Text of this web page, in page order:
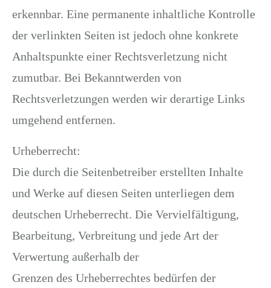
erkennbar. Eine permanente inhaltliche Kontrolle
der verlinkten Seiten ist jedoch ohne konkrete
Anhaltspunkte einer Rechtsverletzung nicht
zumutbar. Bei Bekanntwerden von
Rechtsverletzungen werden wir derartige Links
umgehend entfernen.
Urheberrecht:
Die durch die Seitenbetreiber erstellten Inhalte
und Werke auf diesen Seiten unterliegen dem
deutschen Urheberrecht. Die Vervielfältigung,
Bearbeitung, Verbreitung und jede Art der
Verwertung außerhalb der
Grenzen des Urheberrechtes bedürfen der